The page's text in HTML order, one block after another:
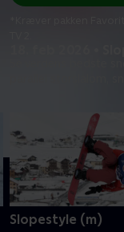
Slopestyle (m)